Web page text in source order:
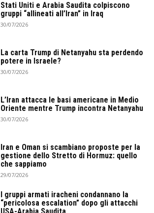
Stati Uniti e Arabia Saudita colpiscono
gruppi “allineati all’Iran” in Iraq
30/07/2026
La carta Trump di Netanyahu sta perdendo
potere in Israele?
30/07/2026
L’Iran attacca le basi americane in Medio
Oriente mentre Trump incontra Netanyahu
30/07/2026
Iran e Oman si scambiano proposte per la
gestione dello Stretto di Hormuz: quello
che sappiamo
29/07/2026
I gruppi armati iracheni condannano la
“pericolosa escalation” dopo gli attacchi